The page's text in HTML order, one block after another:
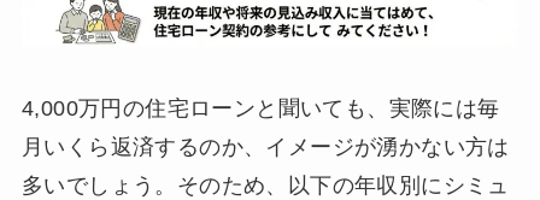
4,000万円の住宅ローンと聞いても、実際には毎
月いくら返済するのか、イメージが湧かない方は
多いでしょう。そのため、以下の年収別にシミュ